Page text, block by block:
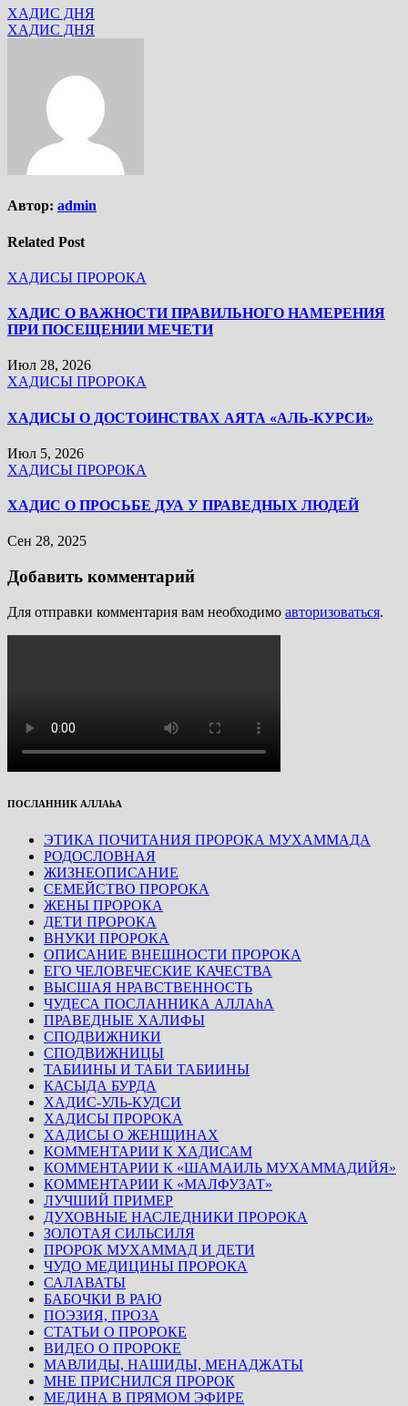
ХАДИС ДНЯ
ХАДИС ДНЯ
Автор: admin
Related Post
ХАДИСЫ ПРОРОКА
ХАДИС О ВАЖНОСТИ ПРАВИЛЬНОГО НАМЕРЕНИЯ
ПРИ ПОСЕЩЕНИИ МЕЧЕТИ
Июл 28, 2026
ХАДИСЫ ПРОРОКА
ХАДИСЫ О ДОСТОИНСТВАХ АЯТА «АЛЬ-КУРСИ»
Июл 5, 2026
ХАДИСЫ ПРОРОКА
ХАДИС О ПРОСЬБЕ ДУА У ПРАВЕДНЫХ ЛЮДЕЙ
Сен 28, 2025
Добавить комментарий
Для отправки комментария вам необходимо авторизоваться.
ПОСЛАННИК АЛЛАhА
ЭТИКА ПОЧИТАНИЯ ПРОРОКА МУХАММАДА
РОДОСЛОВНАЯ
ЖИЗНЕОПИСАНИЕ
СЕМЕЙСТВО ПРОРОКА
ЖЕНЫ ПРОРОКА
ДЕТИ ПРОРОКА
ВНУКИ ПРОРОКА
ОПИСАНИЕ ВНЕШНОСТИ ПРОРОКА
ЕГО ЧЕЛОВЕЧЕСКИЕ КАЧЕСТВА
ВЫСШАЯ НРАВСТВЕННОСТЬ
ЧУДЕСА ПОСЛАННИКА АЛЛАhА
ПРАВЕДНЫЕ ХАЛИФЫ
СПОДВИЖНИКИ
СПОДВИЖНИЦЫ
ТАБИИНЫ И ТАБИ ТАБИИНЫ
КАСЫДА БУРДА
ХАДИС-УЛЬ-КУДСИ
ХАДИСЫ ПРОРОКА
ХАДИСЫ О ЖЕНЩИНАХ
КОММЕНТАРИИ К ХАДИСАМ
КОММЕНТАРИИ К «ШАМАИЛЬ МУХАММАДИЙЯ»
КОММЕНТАРИИ К «МАЛФУЗАТ»
ЛУЧШИЙ ПРИМЕР
ДУХОВНЫЕ НАСЛЕДНИКИ ПРОРОКА
ЗОЛОТАЯ СИЛЬСИЛЯ
ПРОРОК МУХАММАД И ДЕТИ
ЧУДО МЕДИЦИНЫ ПРОРОКА
САЛАВАТЫ
БАБОЧКИ В РАЮ
ПОЭЗИЯ, ПРОЗА
СТАТЬИ О ПРОРОКЕ
ВИДЕО О ПРОРОКЕ
МАВЛИДЫ, НАШИДЫ, МЕНАДЖАТЫ
МНЕ ПРИСНИЛСЯ ПРОРОК
МЕДИНА В ПРЯМОМ ЭФИРЕ